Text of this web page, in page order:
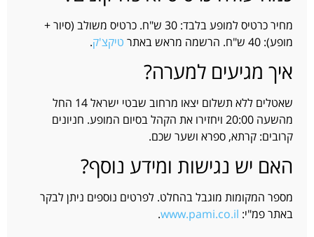
מחיר כרטיס למופע בלבד: 30 ש"ח. כרטיס משולב (סיור +
מופע): 40 ש"ח. הרשמה מראש באתר
טיקצ'ק.
איך מגיעים למערה?
שאטלים ללא תשלום יצאו מרחוב שבטי ישראל 14 החל
מהשעה 20:00 ויחזירו את הקהל בסיום המופע. חניונים
קרובים: קרתא, ספרא ושער שכם.
האם יש נגישות ומידע נוסף?
מספר המקומות מוגבל בהחלט. לפרטים נוספים ניתן לבקר
באתר פמ"י: www.pami.co.il
.